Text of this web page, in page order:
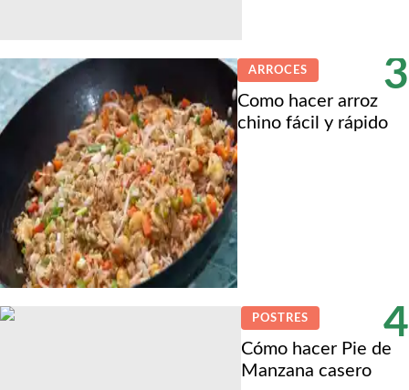
3
ARROCES
Como hacer arroz
chino fácil y rápido
4
POSTRES
Cómo hacer Pie de
Manzana casero